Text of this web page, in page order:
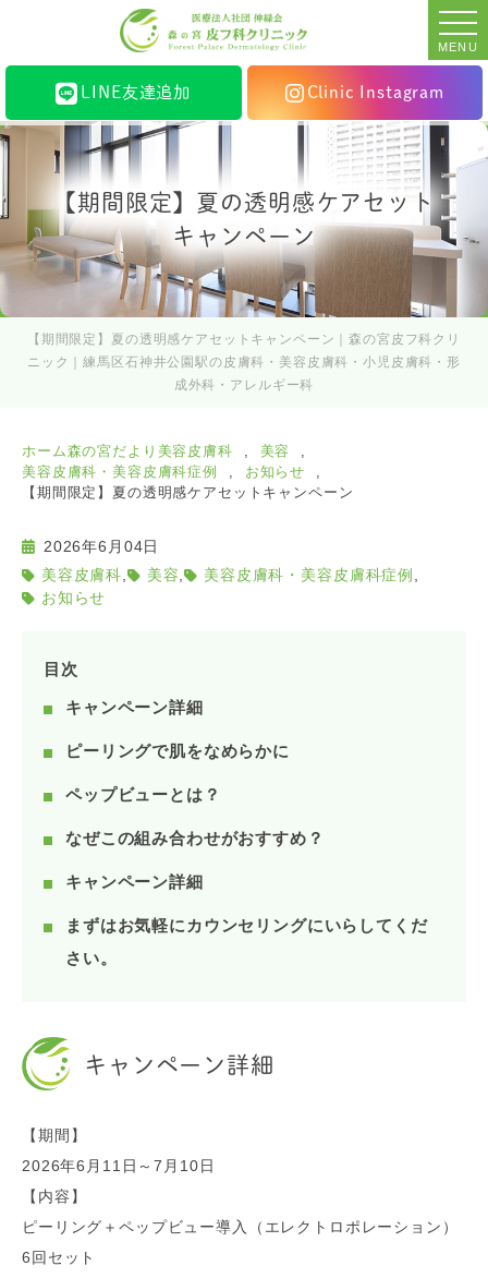
MENU
LINE友達追加 Clinic Instagram
【期間限定】夏の透明感ケアセット
キャンペーン
【期間限定】夏の透明感ケアセットキャンペーン｜森の宮皮フ科クリ
ニック｜練馬区石神井公園駅の皮膚科・美容皮膚科・小児皮膚科・形
成外科・アレルギー科
ホーム森の宮だより 美容皮膚科
美容
美容皮膚科・美容皮膚科症例
お知らせ
【期間限定】夏の透明感ケアセットキャンペーン
2026年6月04日
美容皮膚科
美容 , 美容皮膚科・美容皮膚科症例
お知らせ
目次
キャンペーン詳細
ピーリングで肌をなめらかに
ペップビューとは？
なぜこの組み合わせがおすすめ？
キャンペーン詳細
まずはお気軽にカウンセリングにいらしてくだ
さい。
キャンペーン詳細
【期間】
2026年6月11日～7月10日
【内容】
ピーリング＋ペップビュー導入（エレクトロポレーション）
6回セット